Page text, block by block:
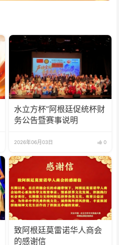
水立方杯”阿根廷促统杯财
务公告暨赛事说明
2026年06月03日 0
致阿根廷莫雷诺华人商会
的感谢信